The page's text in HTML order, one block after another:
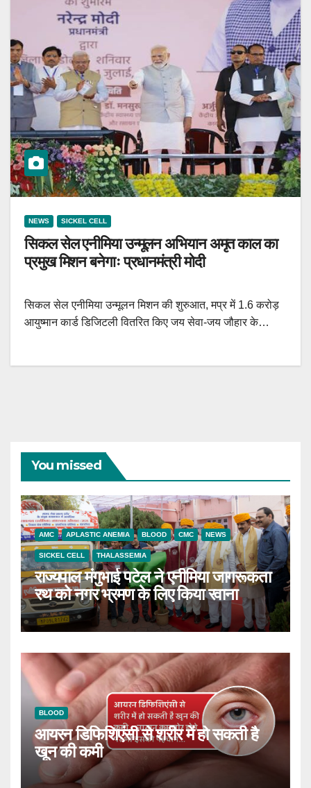
NEWS SICKEL CELL
सिकल सेल एनीमिया उन्मूलन अभियान अमृत काल का
प्रमुख मिशन बनेगाः प्रधानमंत्री मोदी
सिकल सेल एनीमिया उन्मूलन मिशन की शुरुआत, मप्र में 1.6 करोड़
आयुष्मान कार्ड डिजिटली वितरित किए जय सेवा-जय जौहार के…
You missed
AMC APLASTIC ANEMIA BLOOD CMC NEWS
SICKEL CELL THALASSEMIA
राज्यपाल मंगुभाई पटेल ने एनीमिया जागरूकता
रथ को नगर भ्रमण के लिए किया रवाना
BLOOD
आयरन डिफिशिएंसी से शरीर में हो सकती है
खून की कमी